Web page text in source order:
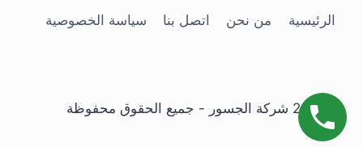
الرئيسية من نحن اتصل بنا سياسة الخصوصية
© 2026 شركة الجسور - جميع الحقوق محفوظة